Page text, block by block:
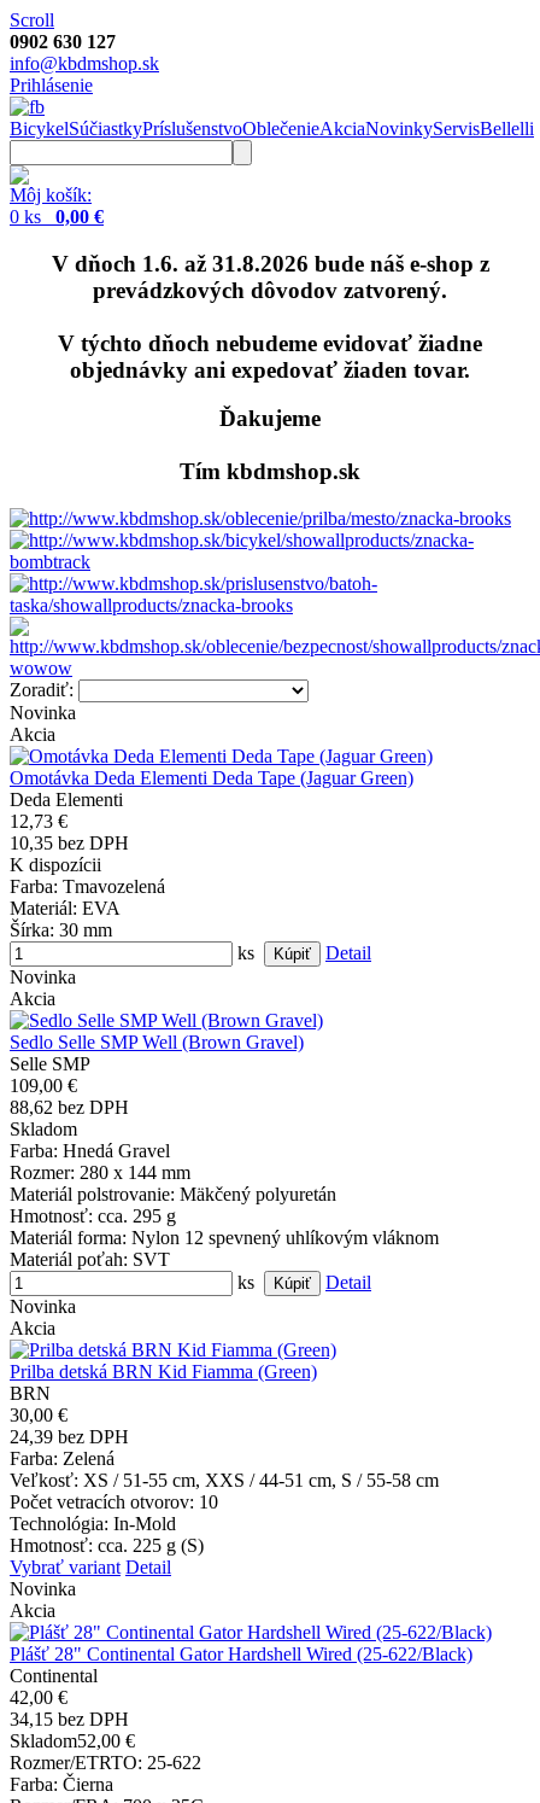
Scroll
0902 630 127
info@kbdmshop.sk
Prihlásenie
BicykelSúčiastkyPríslušenstvoOblečenieAkciaNovinkyServisBellelli
Môj košík:
0 ks 0,00 €
V dňoch 1.6. až 31.8.2026 bude náš e-shop z
prevádzkových dôvodov zatvorený.
V týchto dňoch nebudeme evidovať žiadne
objednávky ani expedovať žiaden tovar.
Ďakujeme
Tím kbdmshop.sk
Zoradiť:
Novinka
Akcia
Omotávka Deda Elementi Deda Tape (Jaguar Green)
Deda Elementi
12,73 €
10,35 bez DPH
K dispozícii
Farba: Tmavozelená
Materiál: EVA
Šírka: 30 mm
ks
Detail
Novinka
Akcia
Sedlo Selle SMP Well (Brown Gravel)
Selle SMP
109,00 €
88,62 bez DPH
Skladom
Farba: Hnedá Gravel
Rozmer: 280 x 144 mm
Materiál polstrovanie: Mäkčený polyuretán
Hmotnosť: cca. 295 g
Materiál forma: Nylon 12 spevnený uhlíkovým vláknom
Materiál poťah: SVT
ks
Detail
Novinka
Akcia
Prilba detská BRN Kid Fiamma (Green)
BRN
30,00 €
24,39 bez DPH
Farba: Zelená
Veľkosť: XS / 51-55 cm, XXS / 44-51 cm, S / 55-58 cm
Počet vetracích otvorov: 10
Technológia: In-Mold
Hmotnosť: cca. 225 g (S)
Vybrať variant Detail
Novinka
Akcia
Plášť 28" Continental Gator Hardshell Wired (25-622/Black)
Continental
42,00 €
34,15 bez DPH
Skladom52,00 €
Rozmer/ETRTO: 25-622
Farba: Čierna